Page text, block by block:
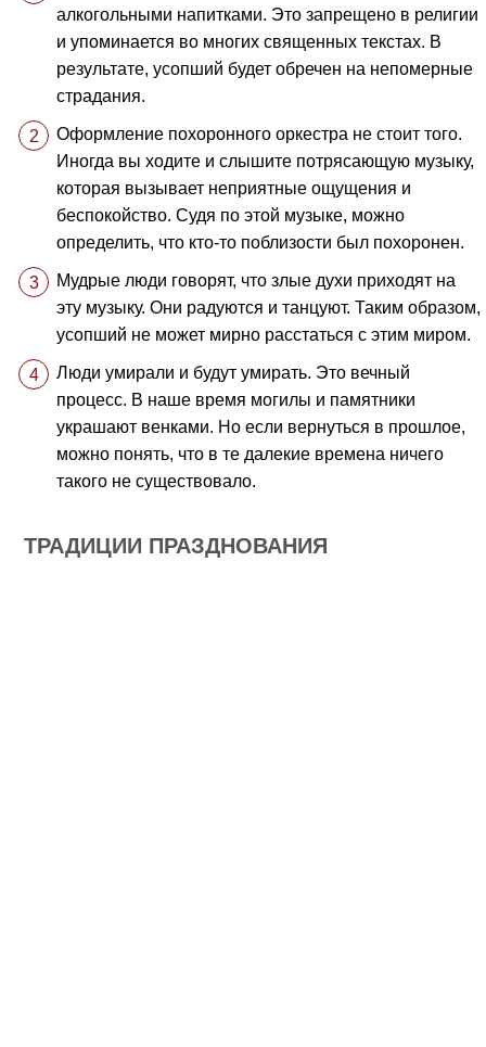
алкогольными напитками. Это запрещено в религии
и упоминается во многих священных текстах. В
результате, усопший будет обречен на непомерные
страдания.
Оформление похоронного оркестра не стоит того.
Иногда вы ходите и слышите потрясающую музыку,
которая вызывает неприятные ощущения и
беспокойство. Судя по этой музыке, можно
определить, что кто-то поблизости был похоронен.
Мудрые люди говорят, что злые духи приходят на
эту музыку. Они радуются и танцуют. Таким образом,
усопший не может мирно расстаться с этим миром.
Люди умирали и будут умирать. Это вечный
процесс. В наше время могилы и памятники
украшают венками. Но если вернуться в прошлое,
можно понять, что в те далекие времена ничего
такого не существовало.
ТРАДИЦИИ ПРАЗДНОВАНИЯ